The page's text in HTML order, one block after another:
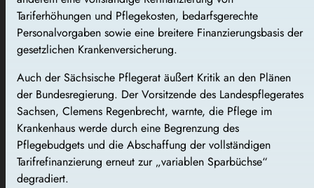
Tariferhöhungen und Pflegekosten, bedarfsgerechte
Personalvorgaben sowie eine breitere Finanzierungsbasis der
gesetzlichen Krankenversicherung.
Auch der Sächsische Pflegerat äußert Kritik an den Plänen
der Bundesregierung. Der Vorsitzende des Landespflegerates
Sachsen, Clemens Regenbrecht, warnte, die Pflege im
Krankenhaus werde durch eine Begrenzung des
Pflegebudgets und die Abschaffung der vollständigen
Tarifrefinanzierung erneut zur „variablen Sparbüchse“
degradiert.